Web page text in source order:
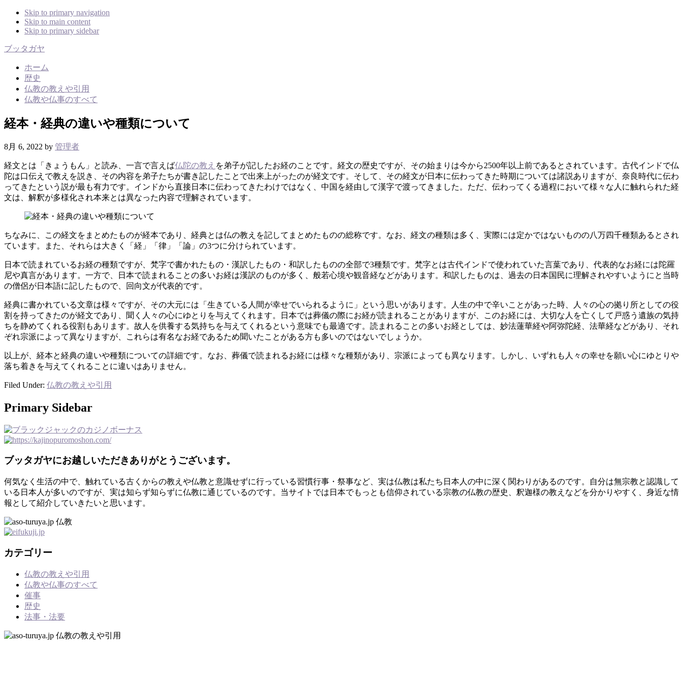
Skip to primary navigation
Skip to main content
Skip to primary sidebar
ブッタガヤ
ホーム
歴史
仏教の教えや引用
仏教や仏事のすべて
経本・経典の違いや種類について
8月 6, 2022 by 管理者
経文とは「きょうもん」と読み、一言で言えば仏陀の教え を弟子が記したお経のことです。経文の歴史ですが、その始まりは今から2500年以上前であるとされています。古代インドで仏
陀は口伝えで教えを説き、その内容を弟子たちが書き記したことで出来上がったのが経文です。そして、その経文が日本に伝わってきた時期については諸説ありますが、奈良時代に伝わ
ってきたという説が最も有力です。インドから直接日本に伝わってきたわけではなく、中国を経由して漢字で渡ってきました。ただ、伝わってくる過程において様々な人に触れられた経
文は、解釈が多様化され本来とは異なった内容で理解されています。
ちなみに、この経文をまとめたものが経本であり、経典とは仏の教えを記してまとめたものの総称です。なお、経文の種類は多く、実際には定かではないものの八万四千種類あるとされ
ています。また、それらは大きく「経」「律」「論」の3つに分けられています。
日本で読まれているお経の種類ですが、梵字で書かれたもの・漢訳したもの・和訳したものの全部で3種類です。梵字とは古代インドで使われていた言葉であり、代表的なお経には陀羅
尼や真言があります。一方で、日本で読まれることの多いお経は漢訳のものが多く、般若心境や観音経などがあります。和訳したものは、過去の日本国民に理解されやすいようにと当時
の僧侶が日本語に記したもので、回向文が代表的です。
経典に書かれている文章は様々ですが、その大元には「生きている人間が幸せでいられるように」という思いがあります。人生の中で辛いことがあった時、人々の心の拠り所としての役
割を持ってきたのが経文であり、聞く人々の心にゆとりを与えてくれます。日本では葬儀の際にお経が読まれることがありますが、このお経には、大切な人を亡くして戸惑う遺族の気持
ちを静めてくれる役割もあります。故人を供養する気持ちを与えてくれるという意味でも最適です。読まれることの多いお経としては、妙法蓮華経や阿弥陀経、法華経などがあり、それ
ぞれ宗派によって異なりますが、これらは有名なお経であるため聞いたことがある方も多いのではないでしょうか。
以上が、経本と経典の違いや種類についての詳細です。なお、葬儀で読まれるお経には様々な種類があり、宗派によっても異なります。しかし、いずれも人々の幸せを願い心にゆとりや
落ち着きを与えてくれることに違いはありません。
Filed Under: 仏教の教えや引用
Primary Sidebar
ブッタガヤにお越しいただきありがとうございます。
何気なく生活の中で、触れている古くからの教えや仏教と意識せずに行っている習慣行事・祭事など、実は仏教は私たち日本人の中に深く関わりがあるのです。自分は無宗教と認識して
いる日本人が多いのですが、実は知らず知らずに仏教に通じているのです。当サイトでは日本でもっとも信仰されている宗教の仏教の歴史、釈迦様の教えなどを分かりやすく、身近な情
報として紹介していきたいと思います。
カテゴリー
仏教の教えや引用
仏教や仏事のすべて
催事
歴史
法事・法要